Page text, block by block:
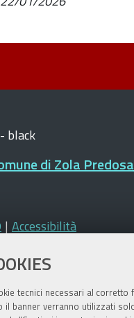
tecnici necessari al
il banner verranno utilizzati
di Zola Predosa
| Accessibilità